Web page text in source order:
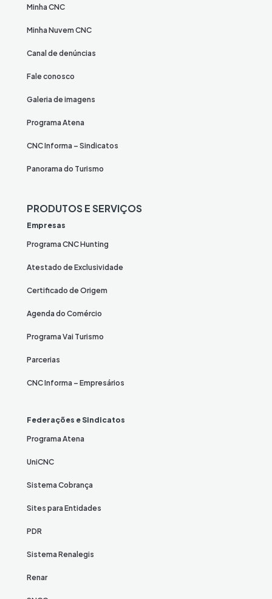
Minha CNC
Minha Nuvem CNC
Canal de denúncias
Fale conosco
Galeria de imagens
Programa Atena
CNC Informa – Sindicatos
Panorama do Turismo
PRODUTOS E SERVIÇOS
Empresas
Programa CNC Hunting
Atestado de Exclusividade
Certificado de Origem
Agenda do Comércio
Programa Vai Turismo
Parcerias
CNC Informa – Empresários
Federações e Sindicatos
Programa Atena
UniCNC
Sistema Cobrança
Sites para Entidades
PDR
Sistema Renalegis
Renar